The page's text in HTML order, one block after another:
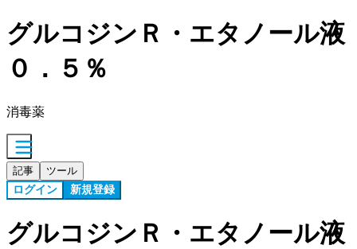
グルコジンＲ・エタノール液
０．５％
消毒薬
記事 ツール
ログイン 新規登録
グルコジンＲ・エタノール液